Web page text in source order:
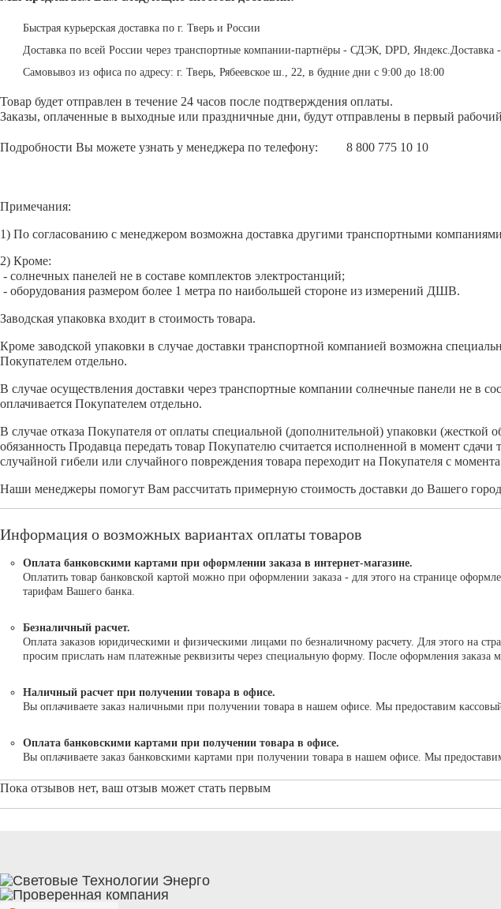
Быстрая курьерская доставка по г. Тверь и России
Доставка по всей России через транспортные компании-партнёры - СДЭК, DPD, Яндекс.Доставка
Самовывоз из офиса по адресу: г. Тверь, Рябеевское ш., 22, в будние дни с 9:00 до 18:00
Товар будет отправлен в течение 24 часов после подтверждения оплаты.
Заказы, оплаченные в выходные или праздничные дни, будут отправлены в первый
Подробности Вы можете узнать у менеджера по телефону: 8 800 775 10 10
Примечания:
1) По согласованию с менеджером возможна доставка другими транспортными
2) Кроме:
- солнечных панелей не в составе комплектов электростанций;
- оборудования размером более 1 метра по наибольшей стороне из измерений ДШВ.
Заводская упаковка входит в стоимость товара.
Кроме заводской упаковки в случае доставки транспортной компанией возможна
Покупателем отдельно.
В случае осуществления доставки через транспортные компании солнечные панели не в
оплачивается Покупателем отдельно.
В случае отказа Покупателя от оплаты специальной (дополнительной) упаковки
обязанность Продавца передать товар Покупателю считается исполненной в момент
случайной гибели или случайного повреждения товара переходит на Покупателя с
Наши менеджеры помогут Вам рассчитать примерную стоимость доставки до Вашего
Информация о возможных вариантах оплаты товаров
Оплата банковскими картами при оформлении заказа в интернет-магазине.
Оплатить товар банковской картой можно при оформлении заказа - для этого на странице
тарифам Вашего банка.
Безналичный расчет.
Оплата заказов юридическими и физическими лицами по безналичному расчету. Для этого на
просим прислать нам платежные реквизиты через специальную форму. После оформления
Наличный расчет при получении товара в офисе.
Вы оплачиваете заказ наличными при получении товара в нашем офисе. Мы предоставим
Оплата банковскими картами при получении товара в офисе.
Вы оплачиваете заказ банковскими картами при получении товара в нашем офисе. Мы
Пока отзывов нет, ваш отзыв может стать первым